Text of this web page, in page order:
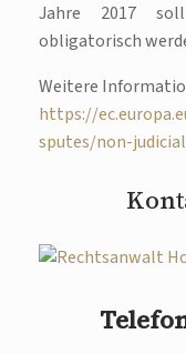
Jahre 2017
obligatorisch
Weitere
https://
sputes/non-